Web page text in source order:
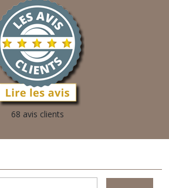
68 avis clients